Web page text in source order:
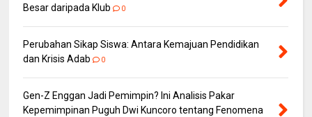
Besar daripada Klub
0
Perubahan Sikap Siswa: Antara Kemajuan Pendidikan
dan Krisis Adab
0
Gen-Z Enggan Jadi Pemimpin? Ini Analisis Pakar
Kepemimpinan Puguh Dwi Kuncoro tentang Fenomena